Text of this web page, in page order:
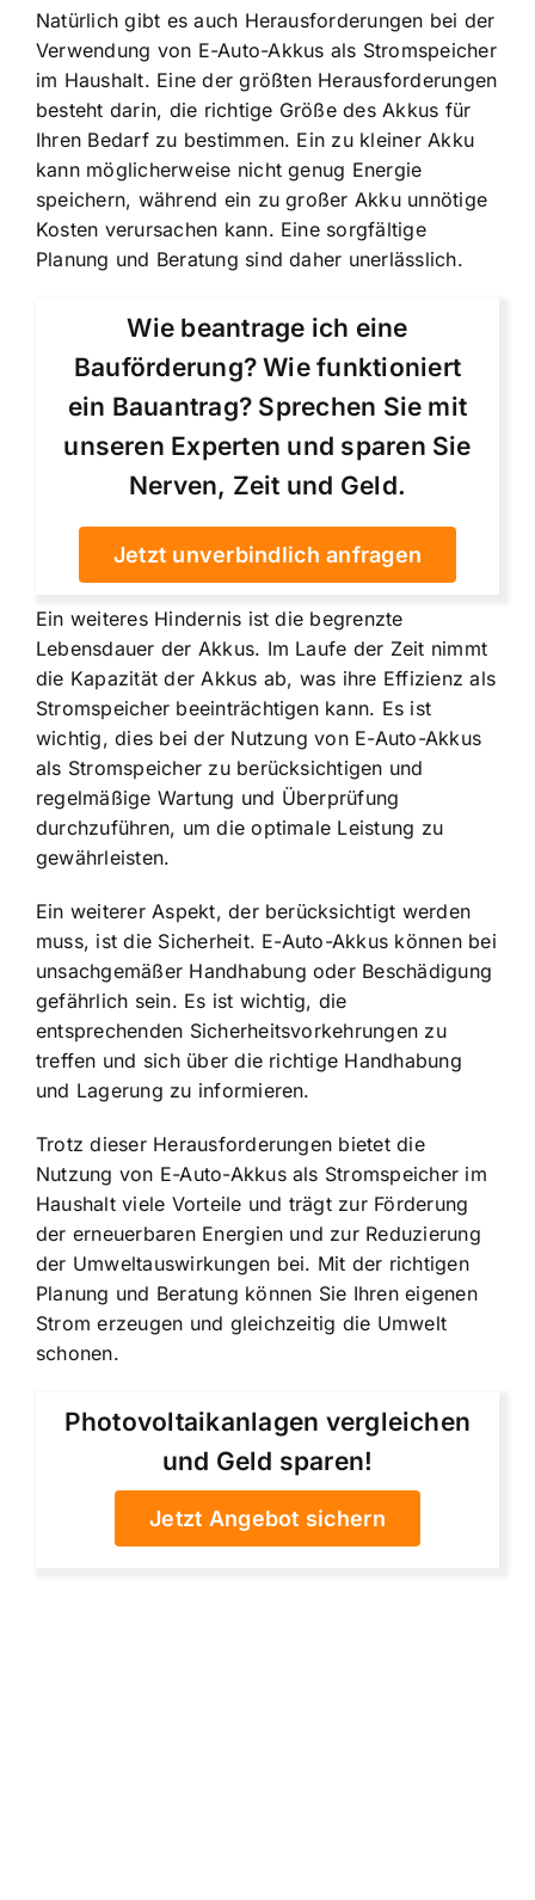
Natürlich gibt es auch Herausforderungen bei der
Verwendung von E-Auto-Akkus als Stromspeicher
im Haushalt. Eine der größten Herausforderungen
besteht darin, die richtige Größe des Akkus für
Ihren Bedarf zu bestimmen. Ein zu kleiner Akku
kann möglicherweise nicht genug Energie
speichern, während ein zu großer Akku unnötige
Kosten verursachen kann. Eine sorgfältige
Planung und Beratung sind daher unerlässlich.
Wie beantrage ich eine
Bauförderung? Wie funktioniert
ein Bauantrag? Sprechen Sie mit
unseren Experten und sparen Sie
Nerven, Zeit und Geld.
Jetzt unverbindlich anfragen
Ein weiteres Hindernis ist die begrenzte
Lebensdauer der Akkus. Im Laufe der Zeit nimmt
die Kapazität der Akkus ab, was ihre Effizienz als
Stromspeicher beeinträchtigen kann. Es ist
wichtig, dies bei der Nutzung von E-Auto-Akkus
als Stromspeicher zu berücksichtigen und
regelmäßige Wartung und Überprüfung
durchzuführen, um die optimale Leistung zu
gewährleisten.
Ein weiterer Aspekt, der berücksichtigt werden
muss, ist die Sicherheit. E-Auto-Akkus können bei
unsachgemäßer Handhabung oder Beschädigung
gefährlich sein. Es ist wichtig, die
entsprechenden Sicherheitsvorkehrungen zu
treffen und sich über die richtige Handhabung
und Lagerung zu informieren.
Trotz dieser Herausforderungen bietet die
Nutzung von E-Auto-Akkus als Stromspeicher im
Haushalt viele Vorteile und trägt zur Förderung
der erneuerbaren Energien und zur Reduzierung
der Umweltauswirkungen bei. Mit der richtigen
Planung und Beratung können Sie Ihren eigenen
Strom erzeugen und gleichzeitig die Umwelt
schonen.
Photovoltaikanlagen vergleichen
und Geld sparen!
Jetzt Angebot sichern